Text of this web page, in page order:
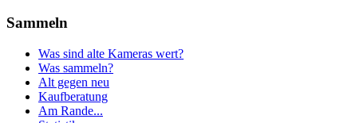
Sammeln
Was sind alte Kameras wert?
Was sammeln?
Alt gegen neu
Kaufberatung
Am Rande...